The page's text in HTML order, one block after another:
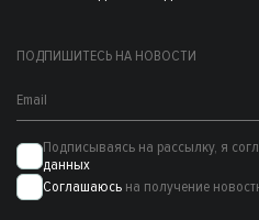
ПОДПИШИТЕСЬ НА НОВОСТИ
Подписываясь на рассылку, я
данных
Соглашаюсь на получение